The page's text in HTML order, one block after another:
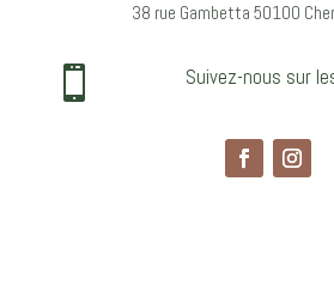
38 rue Gambetta 50100
 Suivez-nous sur